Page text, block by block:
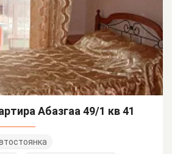
Абазгаа 49/1 кв 41